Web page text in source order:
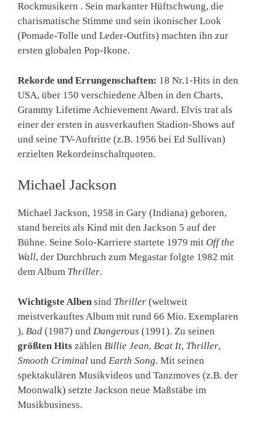
Rockmusikern . Sein markanter Hüftschwung, die
charismatische Stimme und sein ikonischer Look
(Pomade-Tolle und Leder-Outfits) machten ihn zur
ersten globalen Pop-Ikone.
Rekorde und Errungenschaften: 18 Nr.1-Hits in den
USA, über 150 verschiedene Alben in den Charts,
Grammy Lifetime Achievement Award. Elvis trat als
einer der ersten in ausverkauften Stadion-Shows auf
und seine TV-Auftritte (z.B. 1956 bei Ed Sullivan)
erzielten Rekordeinschaltquoten.
Michael Jackson
Michael Jackson, 1958 in Gary (Indiana) geboren,
stand bereits als Kind mit den Jackson 5 auf der
Bühne. Seine Solo-Karriere startete 1979 mit Off the
Wall, der Durchbruch zum Megastar folgte 1982 mit
dem Album Thriller.
Wichtigste Alben sind Thriller (weltweit
meistverkauftes Album mit rund 66 Mio. Exemplaren
), Bad (1987) und Dangerous (1991). Zu seinen
größten Hits zählen Billie Jean, Beat It, Thriller,
Smooth Criminal und Earth Song. Mit seinen
spektakulären Musikvideos und Tanzmoves (z.B. der
Moonwalk) setzte Jackson neue Maßstäbe im
Musikbusiness.